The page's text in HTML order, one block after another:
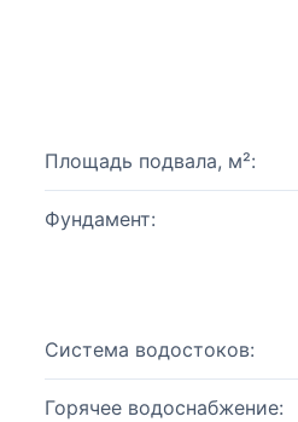
Площадь подвала, м²:
Фундамент:
Система водостоков:
Горячее водоснабжение: